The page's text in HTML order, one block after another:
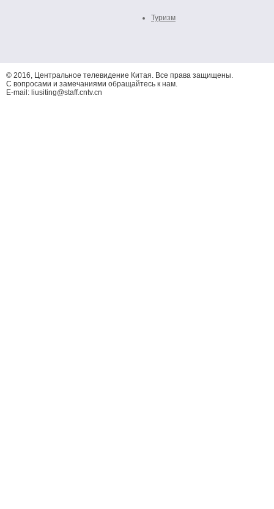
Туризм
© 2016, Центральное телевидение Китая. Все права защищены.
С вопросами и замечаниями обращайтесь к нам.
E-mail: liusiting@staff.cntv.cn